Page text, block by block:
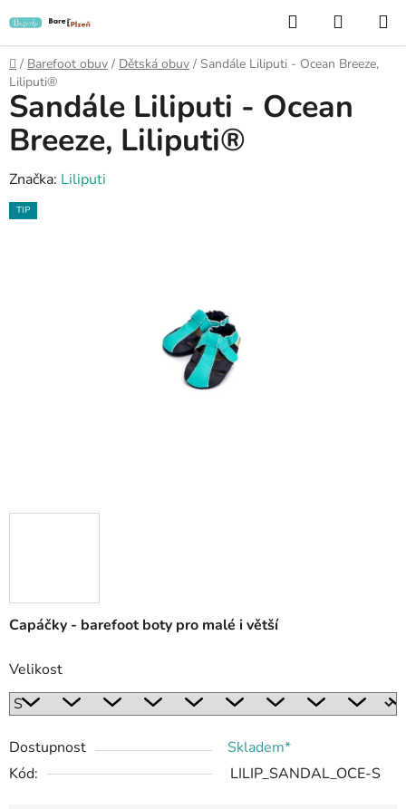
na
obsah
Hledat
KOŠÍK
Domů
/ Barefoot obuv / Dětská obuv / Sandále Liliputi - Ocean Breeze,
Liliputi®
Capáčky - barefoot boty pro malé i větší
Velikost
Dostupnost
Skladem*
Kód:
LILIP_SANDAL_OCE-S
Sandále Liliputi - Ocean
Breeze, Liliputi®
Značka: Liliputi
TIP